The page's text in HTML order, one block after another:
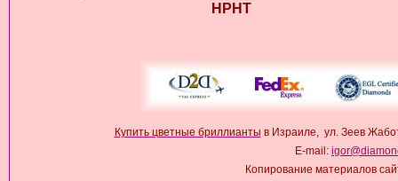
HPHT
Купить цветные бриллианты в Израиле, ул. Зеев
E-mail:
Копирование материалов